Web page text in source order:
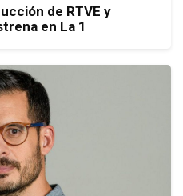
de RTVE y
en La 1